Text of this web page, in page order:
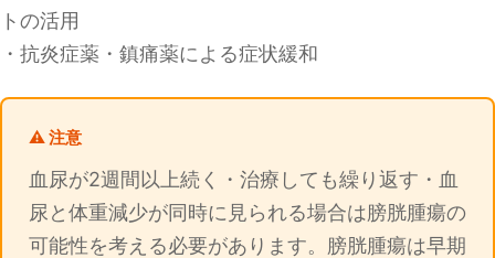
トの活用
・抗炎症薬・鎮痛薬による症状緩和
⚠️ 注意
血尿が2週間以上続く・治療しても繰り返す・血
尿と体重減少が同時に見られる場合は膀胱腫瘍の
可能性を考える必要があります。膀胱腫瘍は早期